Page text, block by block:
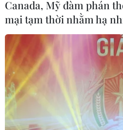
07/08/2026 14:37
Tăng cường năng lực ứng
trạng khẩn cấp với danh
thiết bị mới
07/08/2026 14:20
Khởi tố, truy nã 3 đối tượng
động nhằm lật đổ chính
Canada, Mỹ đàm phán
mại tạm thời nhằm hạ